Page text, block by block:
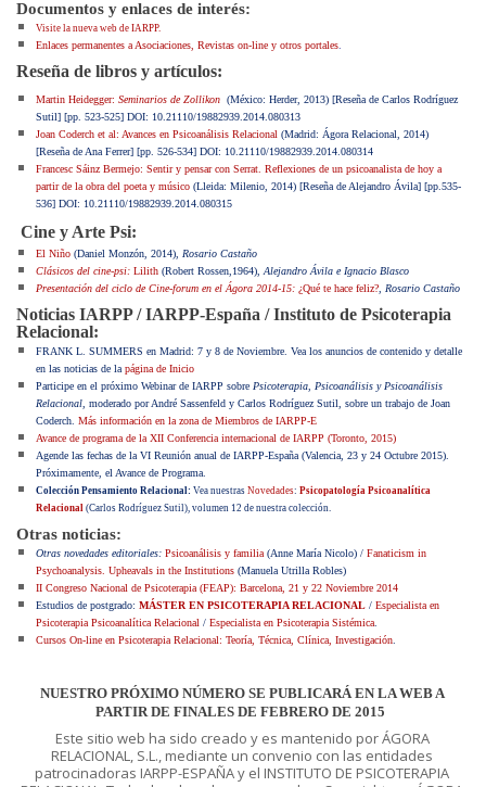
Documentos y enlaces de interés:
Visite la nueva web de IARPP.
Enlaces permanentes a Asociaciones, Revistas on-line y otros portales
Reseña de libros y artículos:
Martin Heidegger: Seminarios de Zollikon (México: Herder, 2013) [Reseña de Carlos Rodríguez
Sutil] [pp. 523-525] DOI: 10.21110/19882939.2014.080313
Joan Coderch et al: Avances en Psicoanálisis Relacional (Madrid: Ágora Relacional, 2014)
[Reseña de Ana Ferrer] [pp. 526-534] DOI: 10.21110/19882939.2014.080314
Francesc Sáinz Bermejo: Sentir y pensar con Serrat. Reflexiones de un psicoanalista de hoy a
partir de la obra del poeta y músico (Lleida: Milenio, 2014) [Reseña de Alejandro Ávila] [pp.535-
536] DOI: 10.21110/19882939.2014.080315
Cine y Arte Psi:
El Niño (Daniel Monzón, 2014), Rosario Castaño
Clásicos del cine-psi: Lilith (Robert Rossen,1964), Alejandro Ávila e Ignacio Blasco
Presentación del ciclo de Cine-forum en el Ágora 2014-15: ¿Qué te hace feliz? Rosario Castaño
Noticias IARPP / IARPP-España / Instituto de Psicoterapia
Relacional:
FRANK L. SUMMERS en Madrid: 7 y 8 de Noviembre. Vea los anuncios de contenido y detalle
en las noticias de la página de Inicio
Participe en el próximo Webinar de IARPP sobre Psicoterapia, Psicoanálisis y Psicoanálisis
Relacional , moderado por André Sassenfeld y Carlos Rodríguez Sutil, sobre un trabajo de Joan
Coderch. Más información en la zona de Miembros de IARPP-E
Avance de programa de la XII Conferencia internacional de IARPP (Toronto, 2015)
Agende las fechas de la VI Reunión anual de IARPP-España (Valencia, 23 y 24 Octubre 2015).
Próximamente, el Avance de Programa.
Colección Pensamiento Relacional: Vea nuestras Novedades: Psicopatología Psicoanalítica
Relacional (Carlos Rodríguez Sutil), volumen 12 de nuestra colección.
Otras noticias:
Otras novedades editoriales: Psicoanálisis y familia (Anne María Nicolo) / Fanaticism in
Psychoanalysis. Upheavals in the Institutions (Manuela Utrilla Robles)
II Congreso Nacional de Psicoterapia (FEAP): Barcelona, 21 y 22 Noviembre 2014
Estudios de postgrado: MÁSTER EN PSICOTERAPIA RELACIONAL / Especialista en
Psicoterapia Psicoanalítica Relacional / Especialista en Psicoterapia Sistémica
Cursos On-line en Psicoterapia Relacional: Teoría, Técnica, Clínica, Investigación
NUESTRO PRÓXIMO NÚMERO SE PUBLICARÁ EN LA WEB A
PARTIR DE FINALES DE FEBRERO DE 2015
Este sitio web ha sido creado y es mantenido por ÁGORA
RELACIONAL, S.L., mediante un convenio con las entidades
patrocinadoras IARPP-ESPAÑA y el INSTITUTO DE PSICOTERAPIA